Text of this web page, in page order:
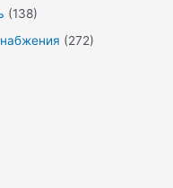
(138)
(272)